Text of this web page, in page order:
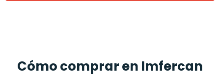
Cómo comprar en Imfercan